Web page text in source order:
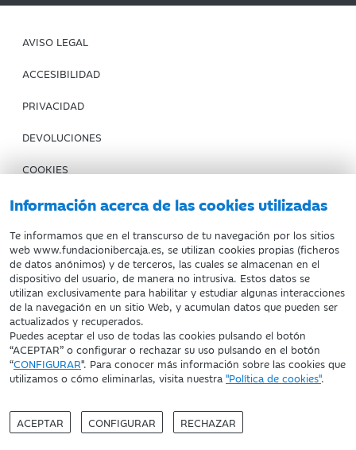
Información acerca de las cookies utilizadas
Te informamos que en el transcurso de tu navegación por los sitios
web www.fundacionibercaja.es, se utilizan cookies propias (ficheros
de datos anónimos) y de terceros, las cuales se almacenan en el
dispositivo del usuario, de manera no intrusiva. Estos datos se
utilizan exclusivamente para habilitar y estudiar algunas interacciones
de la navegación en un sitio Web, y acumulan datos que pueden ser
actualizados y recuperados.
Puedes aceptar el uso de todas las cookies pulsando el botón
“ACEPTAR” o configurar o rechazar su uso pulsando en el botón
“CONFIGURAR". Para conocer más información sobre las cookies que
utilizamos o cómo eliminarlas, visita nuestra "Política de cookies".
ACEPTAR CONFIGURAR RECHAZAR
AVISO LEGAL
ACCESIBILIDAD
PRIVACIDAD
DEVOLUCIONES
COOKIES
CONDICIONES DE COMPRA
IBERCAJA BANCO
Fundación Bancaria Ibercaja. C.I.F. G-50000652.
Inscrita en el Registro de Fundaciones del Mº de Educación,
Cultura y Deporte con el nº 1689.
Domicilio social: Joaquín Costa, 13. 50001 Zaragoza.